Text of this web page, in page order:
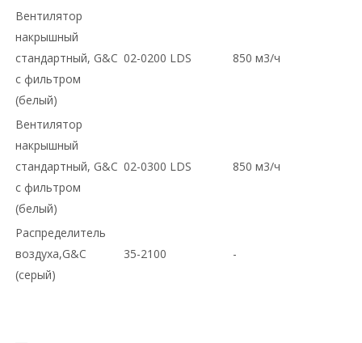
Вентилятор
накрышный
стандартный, G&C
с фильтром
(белый)
02-0200 LDS 850 м3/ч
Вентилятор
накрышный
стандартный, G&C
с фильтром
(белый)
02-0300 LDS 850 м3/ч
Распределитель
воздуха,G&C
(серый)
35-2100 -